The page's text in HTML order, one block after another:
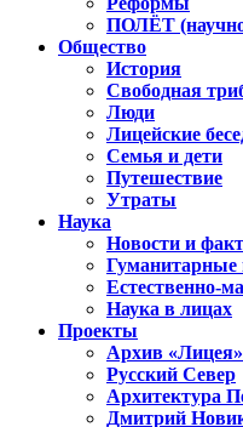
ПОЛЁТ
Общество
История
Свободная
Люди
Лицейские
Семья и дети
Путешествие
Утраты
Наука
Новости и
Гуманитарные
Естественно-
Наука в лицах
Проекты
Архив
Русский Север
Архитектура
Дмитрий